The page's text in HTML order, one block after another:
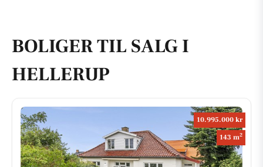
BOLIGER TIL SALG I
HELLERUP
10.995.000 kr
143 m2